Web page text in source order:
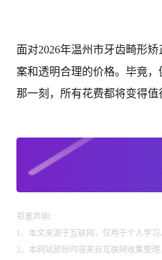
面对2026年温州市牙齿畸形
案和透明合理的价格。毕竟
那一刻，所有花费都将变得值
郑重声明：
1、本文来源于互联网，仅用于个人学
2、本网站部份内容来自互联网收集整